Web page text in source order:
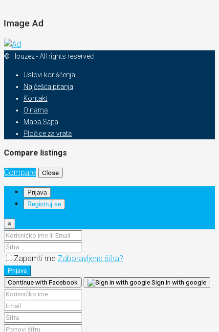
Image Ad
© Houzez - All rights reserved
Uslovi korišćenja
Najčešća pitanja
Kontakt
O nama
Mapa Sajta
Pločice za vrata
Compare listings
Compare Close
Prijava
Registruj se
×
Zapamti me Zaboravljena šifra?
Prijava
Continue with Facebook
Sign in with google